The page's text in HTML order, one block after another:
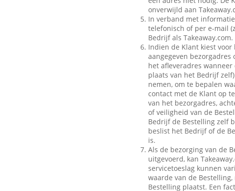
onverwijld aan
In verband met
telefonisch of per e-mail
Bedrijf als Takeaway.com.
Indien de Klant kiest
aangegeven
het afleveradres
plaats van het Bedrijf
nemen, om te bepalen
contact met de Klant op
van het bezorgadres,
of veiligheid van de
Bedrijf de Bestelling zelf
beslist het Bedrijf of de
is.
Als de bezorging van de
uitgevoerd, kan
servicetoeslag kunnen
waarde van de
Bestelling plaatst. Een